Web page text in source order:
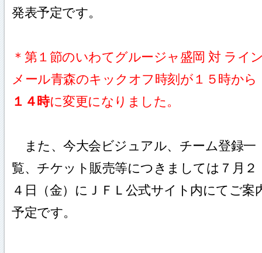
発表予定です。
＊第１節のいわてグルージャ盛岡 対 ライ
メール青森のキックオフ時刻が１５時から
１４時に変更になりました。
また、今大会ビジュアル、チーム登録一
覧、チケット販売等につきましては７月２
４日（金）にＪＦＬ公式サイト内にてご案
予定です。